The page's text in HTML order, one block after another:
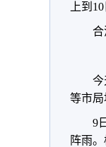
上到
合
今
等市局
9
阵雨